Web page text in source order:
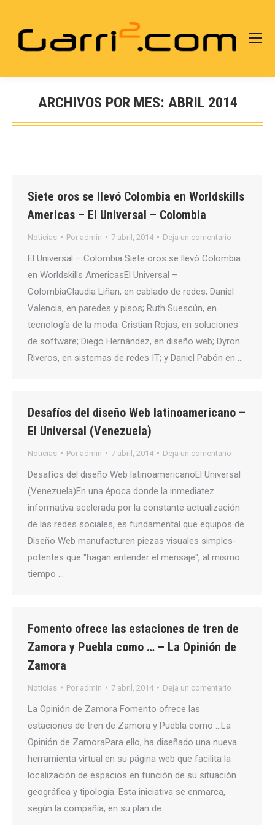
ARCHIVOS POR MES: ABRIL 2014
Estás aquí:
Siete oros se llevó Colombia en Worldskills
Americas – El Universal – Colombia
Noticias Por admin 7 abril, 2014 Deja un comentario
El Universal – Colombia Siete oros se llevó Colombia
en Worldskills AmericasEl Universal –
ColombiaClaudia Liñan, en cablado de redes; Daniel
Valencia, en paredes y pisos; Ruth Suescún, en
tecnología de la moda; Cristian Rojas, en soluciones
de software; Diego Hernández, en diseño web; Dyron
Riveros, en sistemas de redes IT; y Daniel Pabón en …
Desafíos del diseño Web latinoamericano –
El Universal (Venezuela)
Noticias Por admin 7 abril, 2014 Deja un comentario
Desafíos del diseño Web latinoamericanoEl Universal
(Venezuela)En una época donde la inmediatez
informativa acelerada por la constante actualización
de las redes sociales, es fundamental que equipos de
Diseño Web manufacturen piezas visuales simples-
potentes que "hagan entender el mensaje", al mismo
tiempo …
Fomento ofrece las estaciones de tren de
Zamora y Puebla como … – La Opinión de
Zamora
Noticias Por admin 7 abril, 2014 Deja un comentario
La Opinión de Zamora Fomento ofrece las
estaciones de tren de Zamora y Puebla como …La
Opinión de ZamoraPara ello, ha diseñado una nueva
herramienta virtual en su página web que facilita la
localización de espacios en función de su situación
geográfica y tipología. Esta iniciativa se enmarca,
según la compañía, en su plan de…